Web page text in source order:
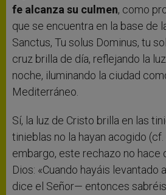
fe alcanza su culmen, como
que se encuentra en la base de
Sanctus, Tu solus Dominus, tu
cruz brilla de día, reflejando la
noche, iluminando la ciudad
Mediterráneo.
Sí, la luz de Cristo brilla en las
tinieblas no la hayan acogido (cf.
embargo, este rechazo no hace
Dios: «Cuando hayáis
dice el Señor— entonces